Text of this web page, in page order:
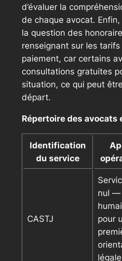
d’évaluer la
de chaque avocat.
la question des
renseignant sur les
paiement, car certains
consultations gratuites
situation, ce qui peut
départ.
Répertoire des avocats
Identification
du service
CASTJ
nul —
pour
légale